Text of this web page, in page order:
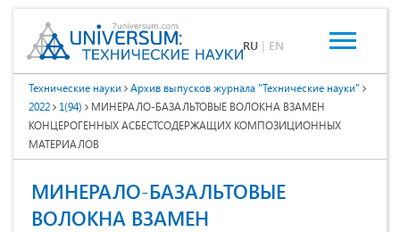
RU | EN
Технические науки
Архив выпусков журнала "Технические науки"
2022
1(94)
МИНЕРАЛО-БАЗАЛЬТОВЫЕ ВОЛОКНА ВЗАМЕН
КОНЦЕРОГЕННЫХ АСБЕСТСОДЕРЖАЩИХ КОМПОЗИЦИОННЫХ
МАТЕРИАЛОВ
МИНЕРАЛО-БАЗАЛЬТОВЫЕ
ВОЛОКНА ВЗАМЕН